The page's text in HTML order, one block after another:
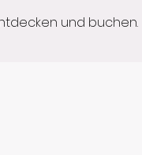
und buchen.